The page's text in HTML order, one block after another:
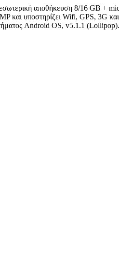
αποθήκευση 8/16 GB +
και υποστηρίζει Wifi, GPS, 3G
Android OS, v5.1.1 (Lollipop).